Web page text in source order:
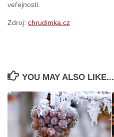
veřejnosti.
Zdroj: chrudimka.cz
YOU MAY ALSO LIKE...